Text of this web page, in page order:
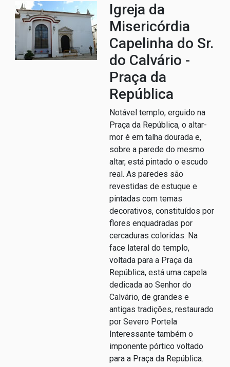
Igreja da
Misericórdia
Capelinha do Sr.
do Calvário -
Praça da
República
Notável templo, erguido na
Praça da República, o altar-
mor é em talha dourada e,
sobre a parede do mesmo
altar, está pintado o escudo
real. As paredes são
revestidas de estuque e
pintadas com temas
decorativos, constituídos por
flores enquadradas por
cercaduras coloridas. Na
face lateral do templo,
voltada para a Praça da
República, está uma capela
dedicada ao Senhor do
Calvário, de grandes e
antigas tradições, restaurado
por Severo Portela
Interessante também o
imponente pórtico voltado
para a Praça da República.